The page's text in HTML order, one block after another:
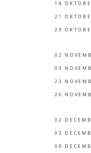
14
21
29
02
03
23
26
02
03
09